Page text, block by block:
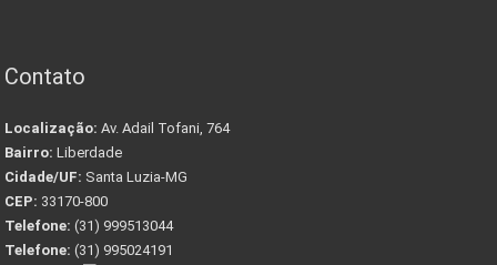
Contato
Localização: Av. Adail Tofani, 764
Bairro: Liberdade
Cidade/UF: Santa Luzia-MG
CEP: 33170-800
Telefone: (31) 999513044
Telefone: (31) 995024191